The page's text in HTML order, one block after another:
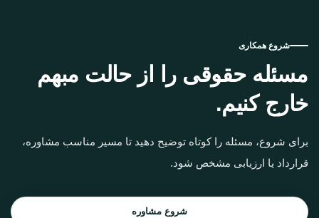
شروع همکاری
مسئله حقوقی را از حالت مبهم
خارج کنیم.
برای شروع، مسئله را کوتاه توضیح دهید تا مسیر مناسب مشاوره،
قرارداد یا ارزیابی مشخص شود.
شروع مشاوره